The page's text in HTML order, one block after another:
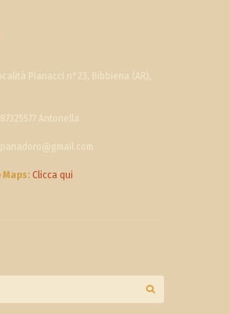
Pianacci n°23, Bibbiena (AR),
Antonella
Maps: Clicca qui